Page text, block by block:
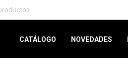
CATÁLOGO NOVEDADES